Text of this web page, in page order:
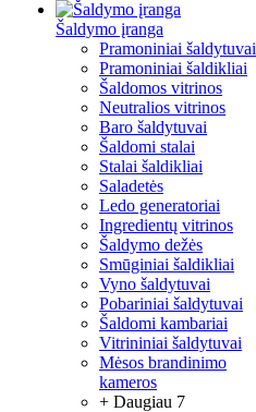
Šaldymo įranga
Pramoniniai šaldytuvai
Pramoniniai šaldikliai
Šaldomos vitrinos
Neutralios vitrinos
Baro šaldytuvai
Šaldomi stalai
Stalai šaldikliai
Saladetės
Ledo generatoriai
Ingredientų vitrinos
Šaldymo dežės
Smūginiai šaldikliai
Vyno šaldytuvai
Pobariniai šaldytuvai
Šaldomi kambariai
Vitrininiai šaldytuvai
Mėsos brandinimo
kameros
+ Daugiau 7